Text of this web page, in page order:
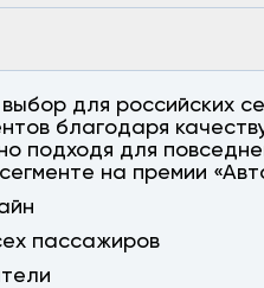
для российских
благодаря
подходя для
на премии
пассажиров